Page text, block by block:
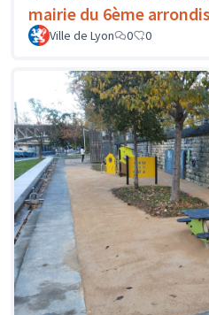
mairie du 6ème
Ville de Lyon 0 0